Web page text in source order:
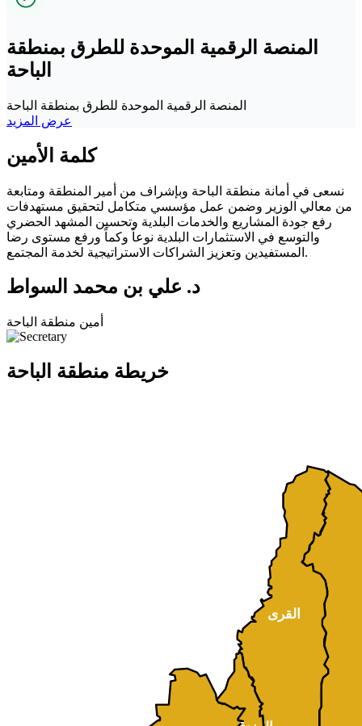
المنصة الرقمية الموحدة للطرق بمنطقة
الباحة
المنصة الرقمية الموحدة للطرق بمنطقة الباحة
عرض المزيد
كلمة الأمين
نسعى في أمانة منطقة الباحة وبإشراف من أمير المنطقة ومتابعة
من معالي الوزير وضمن عمل مؤسسي متكامل لتحقيق مستهدفات
رفع جودة المشاريع والخدمات البلدية وتحسين المشهد الحضري
والتوسع في الاستثمارات البلدية نوعاً وكماً ورفع مستوى رضا
المستفيدين وتعزيز الشراكات الاستراتيجية لخدمة المجتمع.
د. علي بن محمد السواط
أمين منطقة الباحة
خريطة منطقة الباحة
القرى